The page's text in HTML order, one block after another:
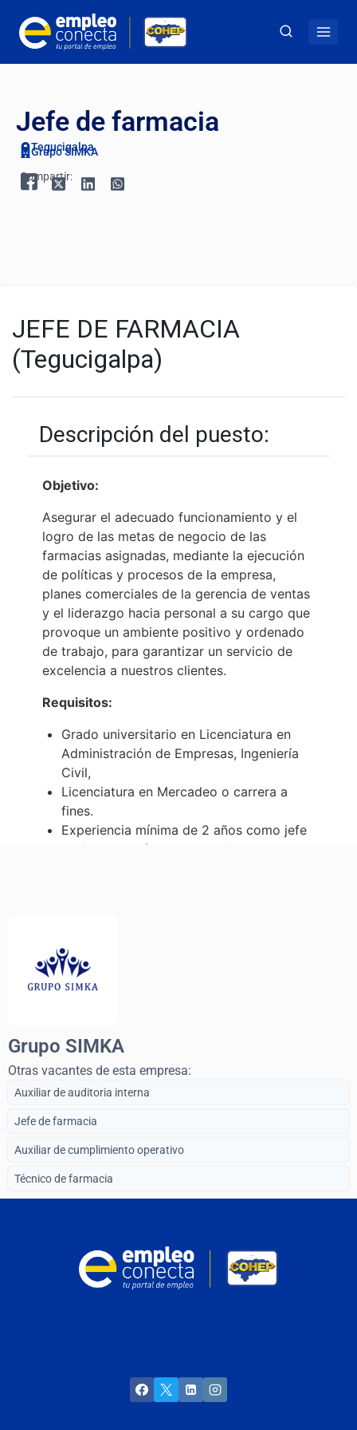
Jefe de farmacia
Tegucigalpa
Grupo SIMKA
Compartir:
Grupo SIMKA
Otras vacantes de esta empresa:
Auxiliar de auditoria interna
Jefe de farmacia
Auxiliar de cumplimiento operativo
Técnico de farmacia